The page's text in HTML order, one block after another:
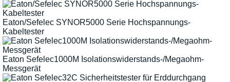
Eaton/Sefelec SYNOR5000 Serie Hochspannungs-
Kabeltester
Eaton Sefelec1000M Isolationswiderstands-/Megaohm-
Messgerät